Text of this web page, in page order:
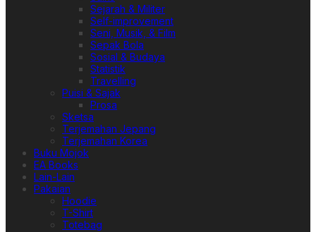
Sejarah & Militer
Self-improvement
Seni, Musik, & Film
Sepak Bola
Sosial & Budaya
Statistik
Travelling
Puisi & Sajak
Prosa
Sketsa
Terjemahan Jepang
Terjemahan Korea
Buku Mojok
EA Books
Lain-Lain
Pakaian
Hoodie
T-Shirt
Totebag